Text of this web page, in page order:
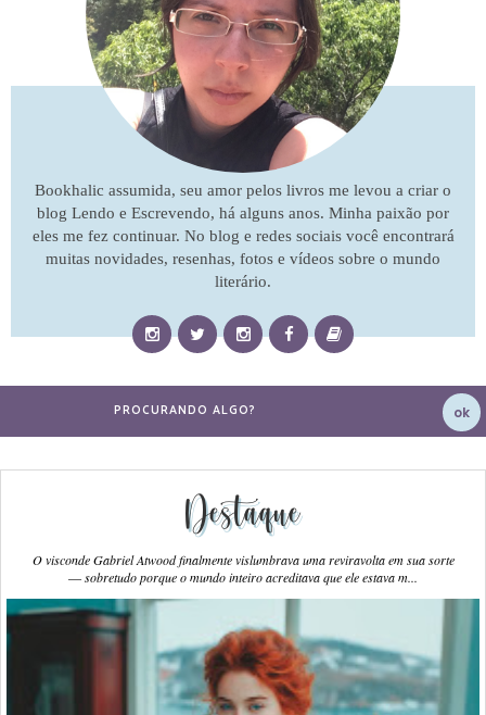
Bookhalic assumida, seu amor pelos livros me levou a criar o
blog Lendo e Escrevendo, há alguns anos. Minha paixão por
eles me fez continuar. No blog e redes sociais você encontrará
muitas novidades, resenhas, fotos e vídeos sobre o mundo
literário.
Destaque
O visconde Gabriel Atwood finalmente vislumbrava uma reviravolta em sua sorte
― sobretudo porque o mundo inteiro acreditava que ele estava m...